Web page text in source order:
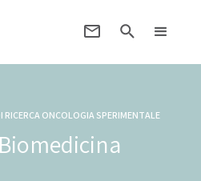
RICERCA ONCOLOGIA SPERIMENTALE